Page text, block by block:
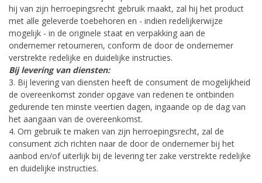
hij van zijn herroepingsrecht gebruik maakt, zal hij het product
met alle geleverde toebehoren en - indien redelijkerwijze
mogelijk - in de originele staat en verpakking aan de
ondernemer retourneren, conform de door de ondernemer
verstrekte redelijke en duidelijke instructies.
Bij levering van diensten:
3. Bij levering van diensten heeft de consument de mogelijkheid
de overeenkomst zonder opgave van redenen te ontbinden
gedurende ten minste veertien dagen, ingaande op de dag van
het aangaan van de overeenkomst.
4. Om gebruik te maken van zijn herroepingsrecht, zal de
consument zich richten naar de door de ondernemer bij het
aanbod en/of uiterlijk bij de levering ter zake verstrekte redelijke
en duidelijke instructies.